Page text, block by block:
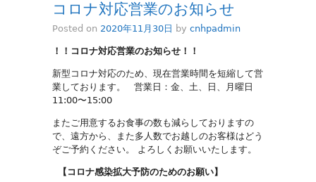
コロナ対応営業のお知らせ
Posted on 2020年11月30日 by cnhpadmin
！！コロナ対応営業のお知らせ！！
新型コロナ対応のため、現在営業時間を短縮して営
業しております。 営業日：金、土、日、月曜日
11:00〜15:00
またご用意するお食事の数も減らしておりますの
で、遠方から、また多人数でお越しのお客様はどう
ぞご予約ください。 よろしくお願いいたします。
【コロナ感染拡大予防のためのお願い】